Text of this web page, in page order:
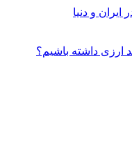
و دنیا
ارزی داشته باشیم؟